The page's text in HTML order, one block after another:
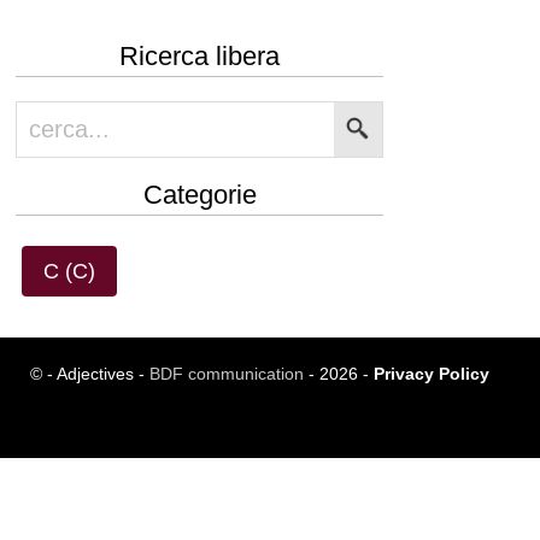
Ricerca libera
Categorie
C (C)
© - Adjectives - BDF communication - 2026 - Privacy Policy